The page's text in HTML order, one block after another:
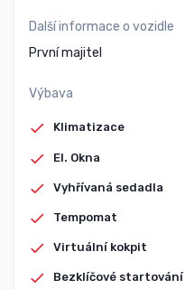
Další informace o vozidle
První majitel
Výbava
Klimatizace
El. Okna
Vyhřívaná sedadla
Tempomat
Virtuální kokpit
Bezklíčové startování